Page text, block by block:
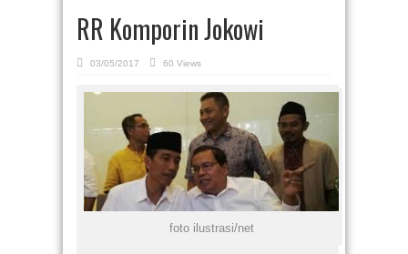
RR Komporin Jokowi
03/05/2017 60 Views
foto ilustrasi/net